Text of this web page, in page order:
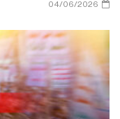
زامل شهر
04/06/2026